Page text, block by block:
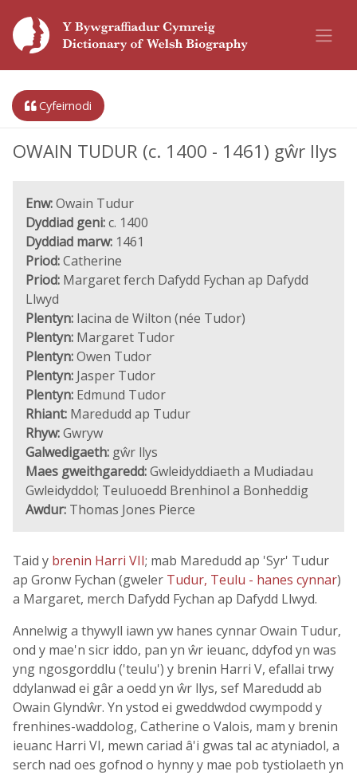
Cyfeirnodi
OWAIN TUDUR (c. 1400 - 1461) gŵr llys
Enw:Owain Tudur
Dyddiad geni:c. 1400
Dyddiad marw: 1461
Priod:Catherine
Priod: Margaret ferch Dafydd Fychan ap Dafydd
Llwyd
Plentyn: Iacina de Wilton (née Tudor)
Plentyn: Margaret Tudor
Plentyn:Owen Tudor
Plentyn: Jasper Tudor
Plentyn: Edmund Tudor
Rhiant: Maredudd ap Tudur
Rhyw:Gwryw
Galwedigaeth: gŵr llys
Maes gweithgaredd:Gwleidyddiaeth a Mudiadau
Gwleidyddol; Teuluoedd Brenhinol a Bonheddig
Awdur: Thomas Jones Pierce
Taid y brenin Harri VII; mab Maredudd ap 'Syr' Tudur
ap Gronw Fychan (gweler Tudur, Teulu - hanes cynnar)
a Margaret, merch Dafydd Fychan ap Dafydd Llwyd.
Annelwig a thywyll iawn yw hanes cynnar Owain Tudur,
ond y mae'n sicr iddo, pan yn ŵr ieuanc, ddyfod yn was
yng ngosgorddlu ('teulu') y brenin Harri V, efallai trwy
ddylanwad ei gâr a oedd yn ŵr llys, sef Maredudd ab
Owain Glyndŵr. Yn ystod ei gweddwdod cwympodd y
frenhines-waddolog, Catherine o Valois, mam y brenin
ieuanc Harri VI, mewn cariad â'i gwas tal ac atyniadol, a
serch nad oes gofnod o hynny y mae pob tystiolaeth yn